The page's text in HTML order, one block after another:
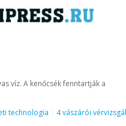
víz. A kenőcsék fenntartják a
technologia 4 vászárói